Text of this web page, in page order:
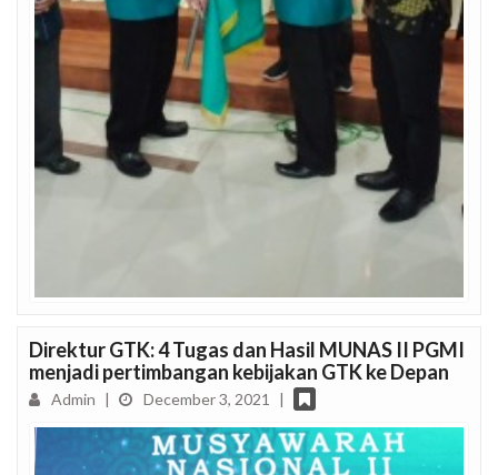
Direktur GTK: 4 Tugas dan Hasil MUNAS II PGMI
menjadi pertimbangan kebijakan GTK ke Depan
Admin | December 3, 2021 |